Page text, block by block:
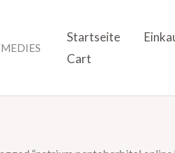
Startseite
Cart